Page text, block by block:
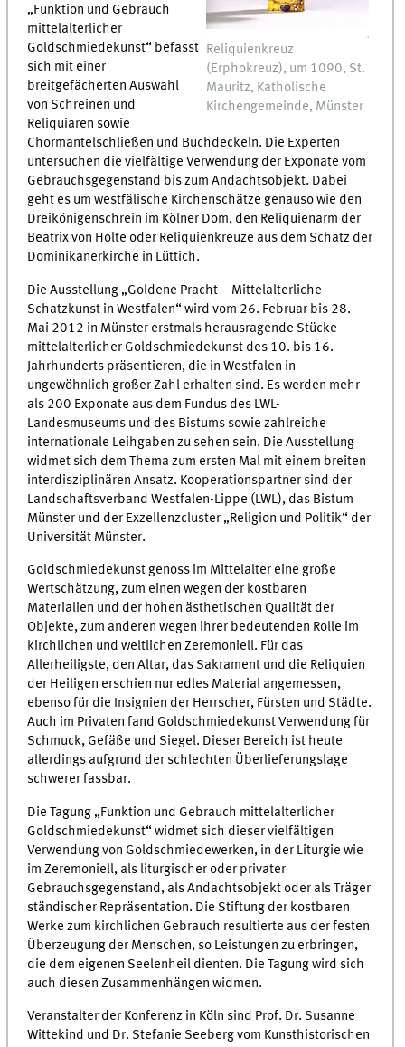
Reliquienkreuz
(Erphokreuz), um 1090, St.
Mauritz, Katholische
Kirchengemeinde, Münster
„Funktion und Gebrauch
mittelalterlicher
Goldschmiedekunst“ befasst
sich mit einer
breitgefächerten Auswahl
von Schreinen und
Reliquiaren sowie
Chormantelschließen und Buchdeckeln. Die Experten
untersuchen die vielfältige Verwendung der Exponate vom
Gebrauchsgegenstand bis zum Andachtsobjekt. Dabei
geht es um westfälische Kirchenschätze genauso wie den
Dreikönigenschrein im Kölner Dom, den Reliquienarm der
Beatrix von Holte oder Reliquienkreuze aus dem Schatz der
Dominikanerkirche in Lüttich.
Die Ausstellung „Goldene Pracht – Mittelalterliche
Schatzkunst in Westfalen“ wird vom 26. Februar bis 28.
Mai 2012 in Münster erstmals herausragende Stücke
mittelalterlicher Goldschmiedekunst des 10. bis 16.
Jahrhunderts präsentieren, die in Westfalen in
ungewöhnlich großer Zahl erhalten sind. Es werden mehr
als 200 Exponate aus dem Fundus des LWL-
Landesmuseums und des Bistums sowie zahlreiche
internationale Leihgaben zu sehen sein. Die Ausstellung
widmet sich dem Thema zum ersten Mal mit einem breiten
interdisziplinären Ansatz. Kooperationspartner sind der
Landschaftsverband Westfalen-Lippe (LWL), das Bistum
Münster und der Exzellenzcluster „Religion und Politik“ der
Universität Münster.
Goldschmiedekunst genoss im Mittelalter eine große
Wertschätzung, zum einen wegen der kostbaren
Materialien und der hohen ästhetischen Qualität der
Objekte, zum anderen wegen ihrer bedeutenden Rolle im
kirchlichen und weltlichen Zeremoniell. Für das
Allerheiligste, den Altar, das Sakrament und die Reliquien
der Heiligen erschien nur edles Material angemessen,
ebenso für die Insignien der Herrscher, Fürsten und Städte.
Auch im Privaten fand Goldschmiedekunst Verwendung für
Schmuck, Gefäße und Siegel. Dieser Bereich ist heute
allerdings aufgrund der schlechten Überlieferungslage
schwerer fassbar.
Die Tagung „Funktion und Gebrauch mittelalterlicher
Goldschmiedekunst“ widmet sich dieser vielfältigen
Verwendung von Goldschmiedewerken, in der Liturgie wie
im Zeremoniell, als liturgischer oder privater
Gebrauchsgegenstand, als Andachtsobjekt oder als Träger
ständischer Repräsentation. Die Stiftung der kostbaren
Werke zum kirchlichen Gebrauch resultierte aus der festen
Überzeugung der Menschen, so Leistungen zu erbringen,
die dem eigenen Seelenheil dienten. Die Tagung wird sich
auch diesen Zusammenhängen widmen.
Veranstalter der Konferenz in Köln sind Prof. Dr. Susanne
Wittekind und Dr. Stefanie Seeberg vom Kunsthistorischen